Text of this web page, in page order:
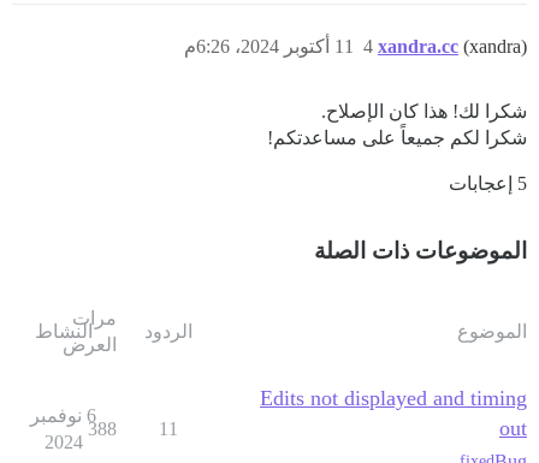
vendor/bundle/ruby/3.3.0/bin/unicorn:25:in `<main>'
xandra.cc (xandra) 11 أكتوبر 2024، 6:26م 4
شكرا لك! هذا كان الإصلاح.
شكرا لكم جميعاً على مساعدتكم!
5 إعجابات
الموضوعات ذات الصلة
الموضوع الردود
مرات
العرض
النشاط
Edits not displayed and timing
out
11
388
6 نوفمبر
2024